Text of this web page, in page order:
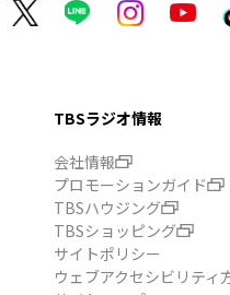
TBSラジオ情報
会社情報
プロモーションガイド
TBSハウジング
TBSショッピング
サイトポリシー
ウェブアクセシビリティ